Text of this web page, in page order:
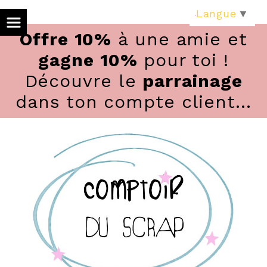
Offre 10% à une amie et
gagne 10% pour toi !
Découvre le parrainage
dans ton compte client...
Langue ▼